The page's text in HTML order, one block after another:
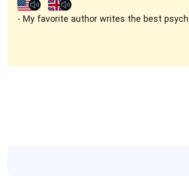
My favorite author writes the best